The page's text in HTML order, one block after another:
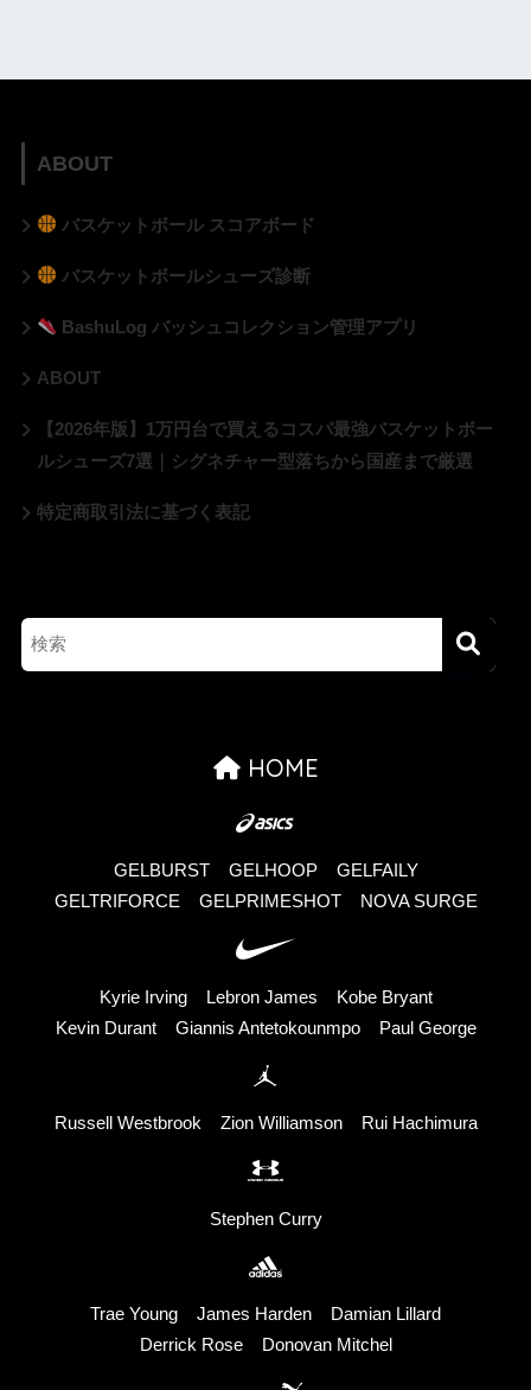
ABOUT
バスケットボール スコアボード
バスケットボールシューズ診断
BashuLog バッシュコレクション管理アプリ
ABOUT
【2026年版】1万円台で買えるコスパ最強バスケットボー
ルシューズ7選｜シグネチャー型落ちから国産まで厳選
特定商取引法に基づく表記
HOME
GELBURST GELHOOP
GELFAILY
GELTRIFORCE
GELPRIMESHOT NOVA SURGE
Kyrie Irving Lebron James
Kobe Bryant
Kevin Durant
Giannis Antetokounmpo Paul George
Russell Westbrook Zion Williamson Rui Hachimura
Stephen Curry
Trae Young James Harden
Damian Lillard
Derrick Rose
Donovan Mitchel